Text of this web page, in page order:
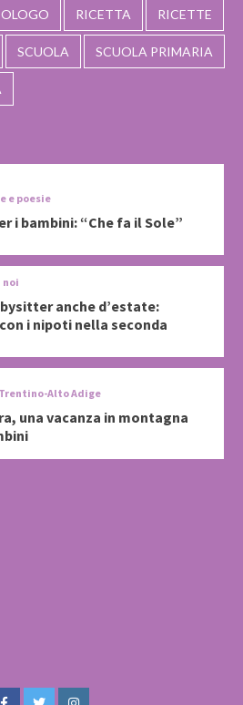
RICETTA RICETTE
SCUOLA SCUOLA PRIMARIA
e poesie
i bambini: “Che fa il Sole”
noi
anche d’estate:
i nipoti nella seconda
Trentino-Alto Adige
una vacanza in montagna